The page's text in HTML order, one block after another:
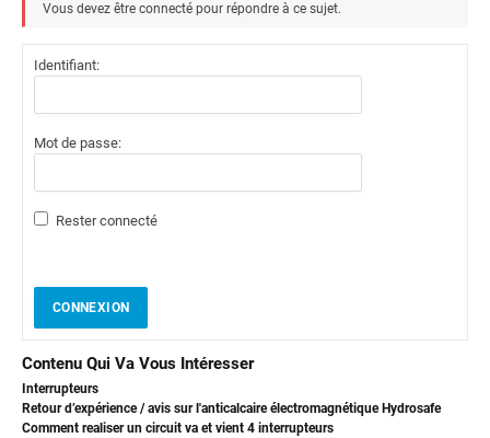
Vous devez être connecté pour répondre à ce sujet.
Identifiant:
Mot de passe:
Rester connecté
CONNEXION
Contenu Qui Va Vous Intéresser
Interrupteurs
Retour d’expérience / avis sur l'anticalcaire électromagnétique Hydrosafe
Comment realiser un circuit va et vient 4 interrupteurs